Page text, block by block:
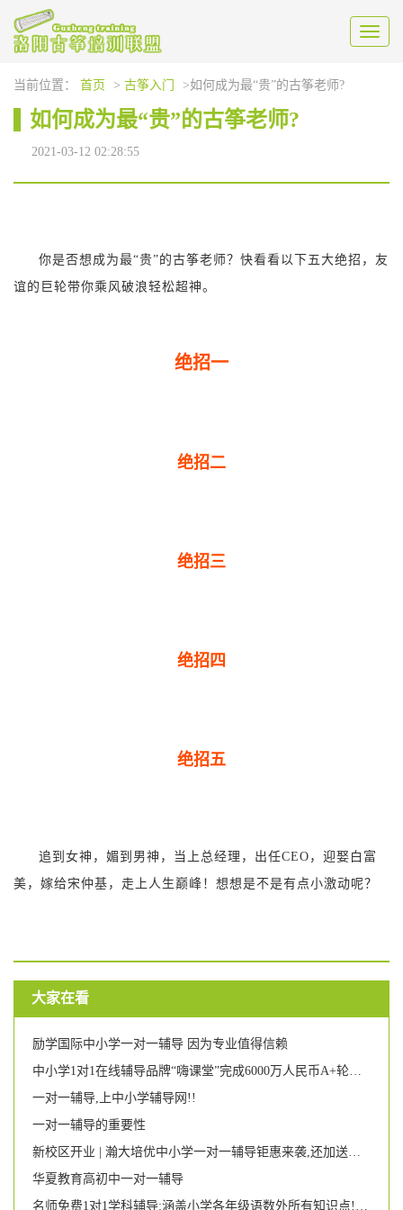
Toggle
当前位置： 首页 > 古筝入门 >如何成为最“贵”的古筝老师?
如何成为最“贵”的古筝老师?
2021-03-12 02:28:55
你是否想成为最“贵”的古筝老师？ 快看看以下五大绝招，友
谊的巨轮带你乘风破浪轻松超神。
绝招一
绝招二
绝招三
绝招四
绝招五
追到女神，媚到男神，当上总经理，出任CEO，迎娶白富
美，嫁给宋仲基，走上人生巅峰！想想是不是有点小激动呢？
大家在看
励学国际中小学一对一辅导 因为专业值得信赖
中小学1对1在线辅导品牌“嗨课堂”完成6000万人民币A+轮融资,基因资本、亦联资本投资
一对一辅导,上中小学辅导网!!
一对一辅导的重要性
新校区开业 | 瀚大培优中小学一对一辅导钜惠来袭,还加送晚辅班!
华夏教育高初中一对一辅导
名师免费1对1学科辅导:涵盖小学各年级语数外所有知识点!更有学科诊断和学习规划建议给到你!